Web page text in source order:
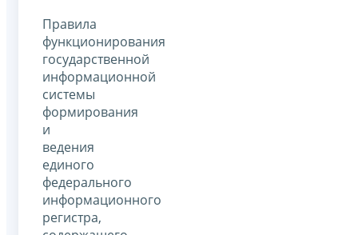
Правила
функционирования
государственной
информационной
системы
формирования
и
ведения
единого
федерального
информационного
регистра,